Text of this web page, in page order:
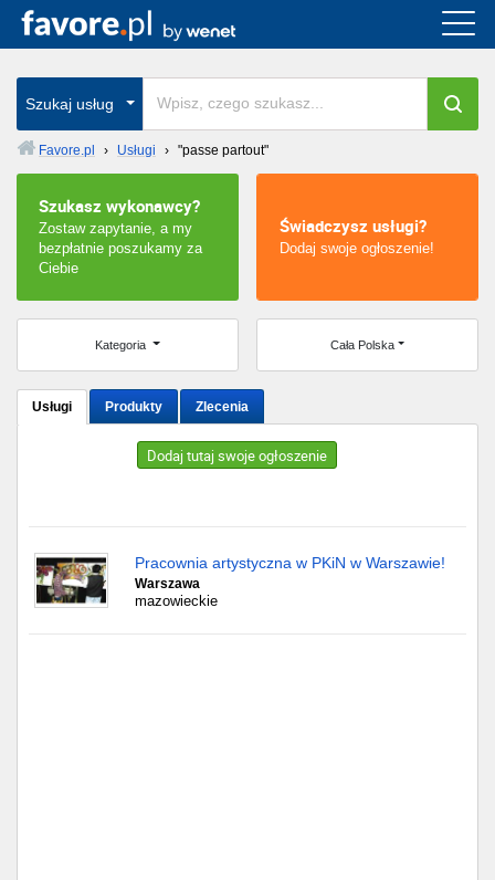
Szukaj usług
Favore.pl › Usługi › "passe partout"
Szukasz wykonawcy?
Zostaw zapytanie, a my
bezpłatnie poszukamy za
Ciebie
Świadczysz usługi?
Dodaj swoje ogłoszenie!
Kategoria Cała Polska
Usługi Produkty Zlecenia
Dodaj tutaj swoje ogłoszenie
Pracownia artystyczna w PKiN w Warszawie!
Warszawa
mazowieckie
Cała Polska
wszystkie w całym kraju
Warszawa
Wrocław
Łódź
Chorzów